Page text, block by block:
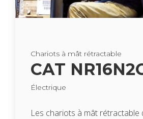
Cha­riots à mât rétrac­table
CAT
Élec­trique
Les cha­riots à mât